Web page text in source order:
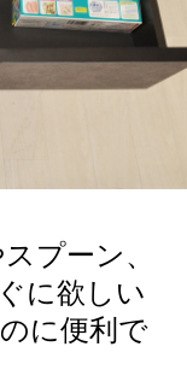
プーン、
に欲しい
に便利で